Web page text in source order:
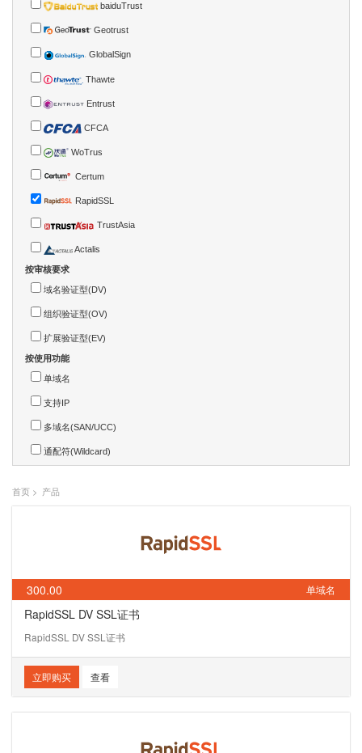
baiduTrust
Geotrust
GlobalSign
Thawte
Entrust
CFCA
WoTrus
Certum
RapidSSL
TrustAsia
Actalis
按审核要求
域名验证型(DV)
组织验证型(OV)
扩展验证型(EV)
按使用功能
单域名
支持IP
多域名(SAN/UCC)
通配符(Wildcard)
首页 > 产品
300.00 单域名
RapidSSL DV SSL证书
RapidSSL DV SSL证书
立即购买 查看